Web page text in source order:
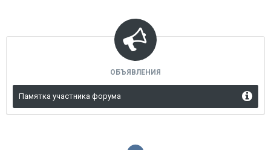
ОБЪЯВЛЕНИЯ
Памятка участника форума